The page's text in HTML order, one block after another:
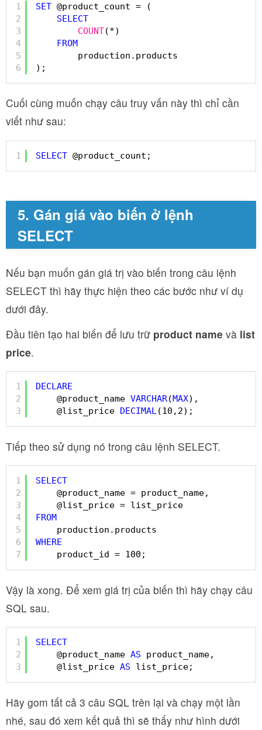
1
2
3
4
5
6
SET @product_count = (
SELECT
COUNT(*)
FROM
production.products
);
Cuối cùng muốn chạy câu truy vấn này thì chỉ cần
viết như sau:
1 SELECT @product_count;
5. Gán giá vào biến ở lệnh
SELECT
Nếu bạn muốn gán giá trị vào biến trong câu lệnh
SELECT thì hãy thực hiện theo các bước như ví dụ
dưới đây.
Đầu tiên tạo hai biến để lưu trữ product name và list
price.
1
2
3
DECLARE
@product_name VARCHAR(MAX),
@list_price DECIMAL(10,2);
Tiếp theo sử dụng nó trong câu lệnh SELECT.
1
2
3
4
5
6
7
SELECT
@product_name = product_name,
@list_price = list_price
FROM
production.products
WHERE
product_id = 100;
Vậy là xong. Để xem giá trị của biến thì hãy chạy câu
SQL sau.
1
2
3
SELECT
@product_name AS
product_name,
@list_price AS list_price;
Hãy gom tất cả 3 câu SQL trên lại và chạy một lần
nhé, sau đó xem kết quả thì sẽ thấy như hình dưới